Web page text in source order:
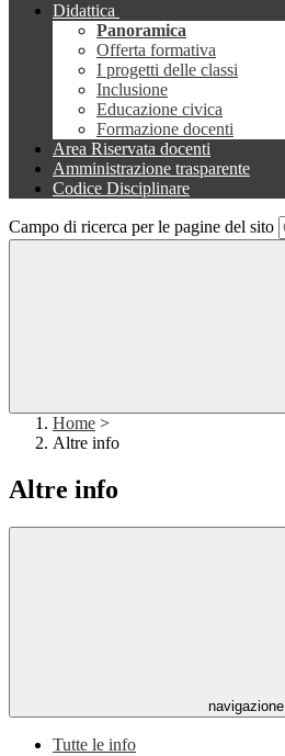
Didattica
Panoramica
Offerta formativa
I progetti delle classi
Inclusione
Educazione civica
Formazione docenti
Area Riservata docenti
Amministrazione trasparente
Codice Disciplinare
Campo di ricerca per le pagine del sito
Home >
Altre info
Altre info
navigazione
Tutte le info